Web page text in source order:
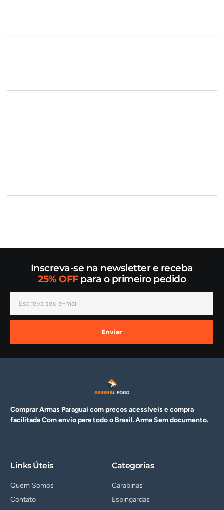
Inscreva-se na newsletter e receba
25% OFFpara o primeiro pedido
Enviar
Comprar Armas Paraguai com preços acessíveis e compra
facilitada Com envio para todo o Brasil. ArmaSem documento.
Links Úteis
Quem Somos
Contato
Categorias
Carabinas
Espingardas